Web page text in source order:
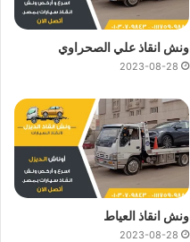
ونش انقاذ علي الصحراوي
2023-08-28
ونش انقاذ العياط
2023-08-28